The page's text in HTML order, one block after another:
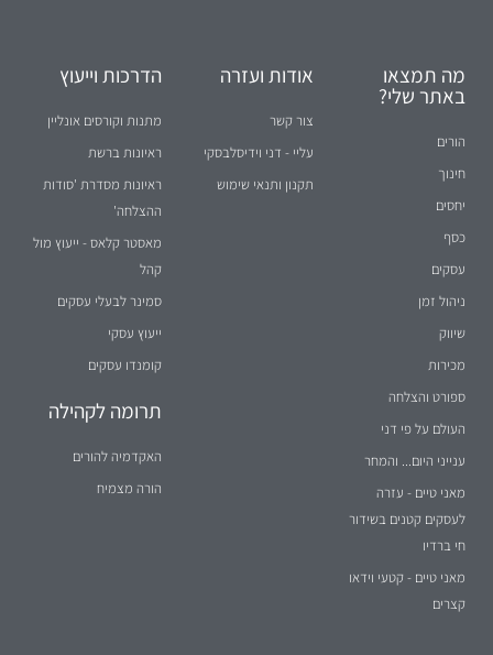
מה תמצאו
באתר שלי?
הורים
חינוך
יחסים
כסף
עסקים
ניהול זמן
שיווק
מכירות
ספורט והצלחה
העולם על פי דני
ענייני היום... והמחר
מאני טיים - עזרה
לעסקים קטנים בשידור
חי ברדיו
מאני טיים - קטעי וידאו
קצרים
אודות ועזרה
צור קשר
עליי - דני וידיסלבסקי
תקנון ותנאי שימוש
הדרכות וייעוץ
מתנות וקורסים אונליין
ראיונות ברשת
ראיונות מסדרת 'סודות
ההצלחה'
מאסטר קלאס - ייעוץ מול
קהל
סמינר לבעלי עסקים
ייעוץ עסקי
קומנדו עסקים
תרומה לקהילה
האקדמיה להורים
הורה מצמיח